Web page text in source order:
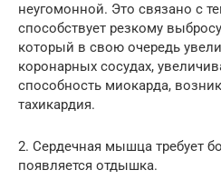
неугомонной. Это связано с
способствует резкому
который в свою очередь
коронарных сосудах,
способность миокарда,
тахикардия.
2. Сердечная мышца требует
появляется отдышка.